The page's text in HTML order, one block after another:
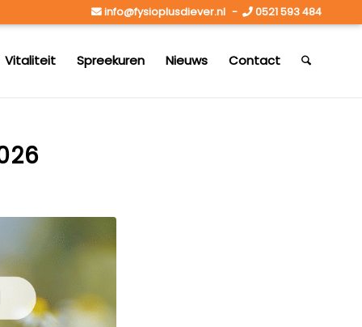
info@fysioplusdiever.nl - 0521 593 484
Vitaliteit Spreekuren Nieuws Contact